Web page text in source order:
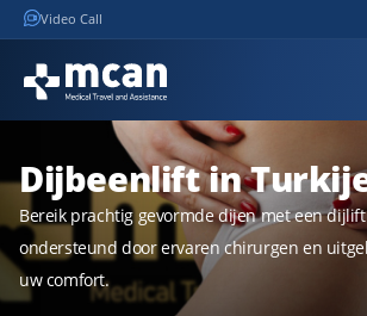
Video Call
Dijbeenlift in
Bereik prachtig gevormde dijen met een
ondersteund door ervaren chirurgen en
uw comfort.